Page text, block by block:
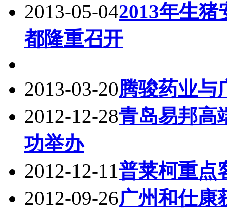
2013-05-042013年生
都隆重召开
2013-03-20腾骏药业与
2012-12-28青岛易邦高
功举办
2012-12-11普莱柯重点
2012-09-26广州和仕康